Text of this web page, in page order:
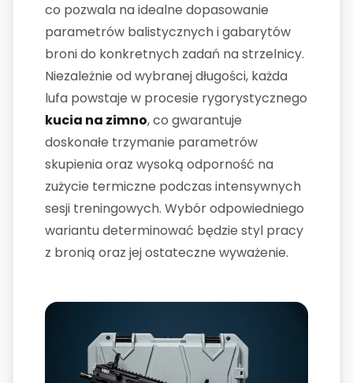
co pozwala na idealne dopasowanie
parametrów balistycznych i gabarytów
broni do konkretnych zadań na strzelnicy.
Niezależnie od wybranej długości, każda
lufa powstaje w procesie rygorystycznego
kucia na zimno, co gwarantuje
doskonałe trzymanie parametrów
skupienia oraz wysoką odporność na
zużycie termiczne podczas intensywnych
sesji treningowych. Wybór odpowiedniego
wariantu determinować będzie styl pracy
z bronią oraz jej ostateczne wyważenie.